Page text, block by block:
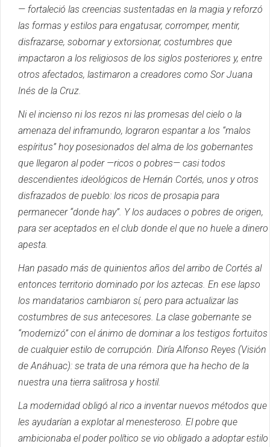
— fortaleció las creencias sustentadas en la magia y reforzó
las formas y estilos para engatusar, corromper, mentir,
disfrazarse, sobornar y extorsionar, costumbres que
impactaron a los religiosos de los siglos posteriores y, entre
otros afectados, lastimaron a creadores como Sor Juana
Inés de la Cruz.
Ni el incienso ni los rezos ni las promesas del cielo o la
amenaza del inframundo, lograron espantar a los “malos
espíritus” hoy posesionados del alma de los gobernantes
que llegaron al poder —ricos o pobres— casi todos
descendientes ideológicos de Hernán Cortés, unos y otros
disfrazados de pueblo: los ricos de prosapia para
permanecer “donde hay”. Y los audaces o pobres de origen,
para ser aceptados en el club donde el que no huele a dinero
apesta.
Han pasado más de quinientos años del arribo de Cortés al
entonces territorio dominado por los aztecas. En ese lapso
los mandatarios cambiaron sí, pero para actualizar las
costumbres de sus antecesores. La clase gobernante se
“modernizó” con el ánimo de dominar a los testigos fortuitos
de cualquier estilo de corrupción. Diría Alfonso Reyes (Visión
de Anáhuac): se trata de una rémora que ha hecho de la
nuestra una tierra salitrosa y hostil.
La modernidad obligó al rico a inventar nuevos métodos que
les ayudarían a explotar al menesteroso. El pobre que
ambicionaba el poder político se vio obligado a adoptar estilo